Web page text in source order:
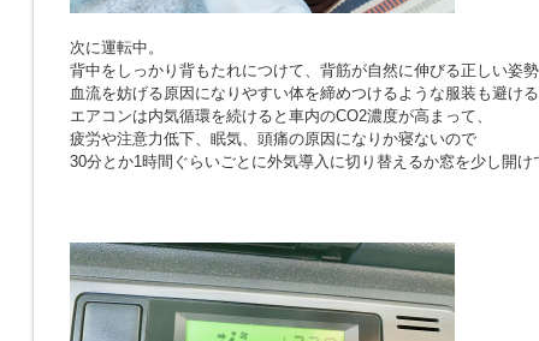
次に運転中。
背中をしっかり背もたれにつけて、背筋が自然に伸びる正しい姿
血流を妨げる原因になりやすい体を締めつけるような服装も避け
エアコンは内気循環を続けると車内のCO2濃度が高まって、
疲労や注意力低下、眠気、頭痛の原因になりか寝ないので
30分とか1時間ぐらいごとに外気導入に切り替えるか窓を少し開け